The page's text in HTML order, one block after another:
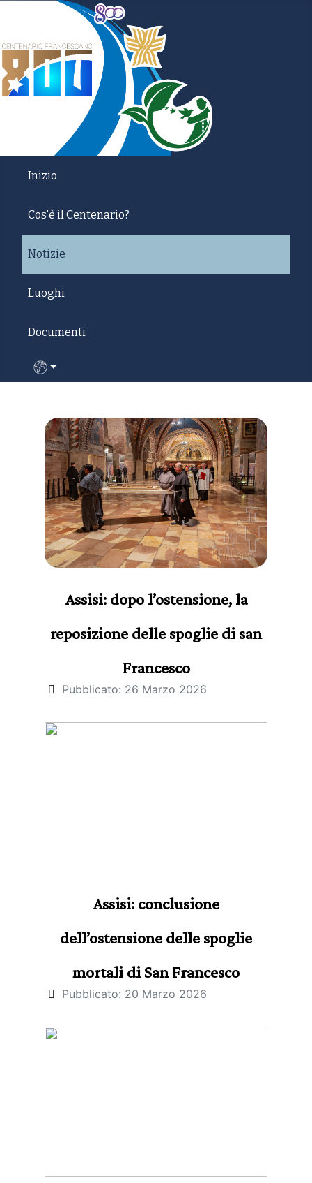
Inizio
Cos'è il Centenario?
Notizie
Luoghi
Documenti
Seleziona la tua lingua
Assisi: dopo l’ostensione, la
reposizione delle spoglie di san
Francesco
Pubblicato: 26 Marzo 2026
Assisi: conclusione
dell’ostensione delle spoglie
mortali di San Francesco
Pubblicato: 20 Marzo 2026